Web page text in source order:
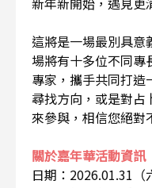
這將是一場最別具意
場將有十多位不同專
專家，攜手共同打造
尋找方向，或是對占
來參與，相信您絕對
關於嘉年華活動資訊
日期：2026.01.31